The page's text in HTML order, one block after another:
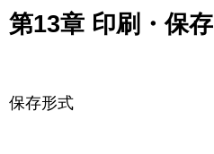
第13章 印刷・保存
保存形式